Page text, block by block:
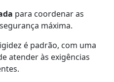
para coordenar as
máxima.
é padrão, com uma
atender às exigências